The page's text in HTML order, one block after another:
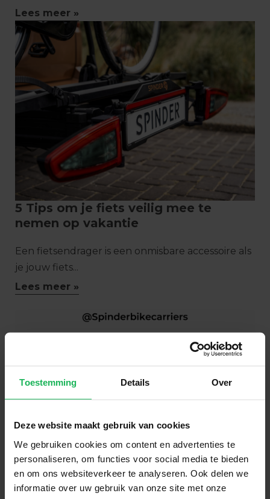
Toestemming Details Over
Deze website maakt gebruik van cookies
We gebruiken cookies om content en advertenties te
personaliseren, om functies voor social media te bieden
en om ons websiteverkeer te analyseren. Ook delen we
informatie over uw gebruik van onze site met onze
Lees meer »
5 Tips om je fiets veilig mee te
nemen op vakantie
Een fietsendrager is een onmisbare accessoire als
je jouw fiets...
Lees meer »
Nieuwe website & socials